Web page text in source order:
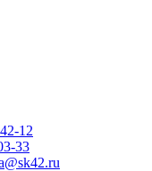
12
33